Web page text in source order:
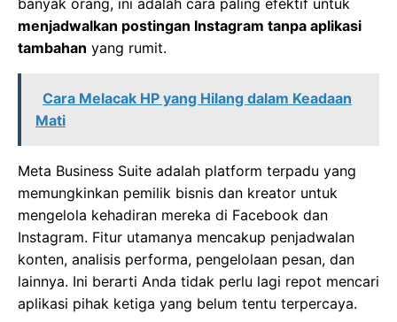
menjadwalkan postingan Instagram tanpa aplikasi
tambahan yang rumit.
Cara Melacak HP yang Hilang dalam Keadaan
Mati
Meta Business Suite adalah platform terpadu yang
memungkinkan pemilik bisnis dan kreator untuk
mengelola kehadiran mereka di Facebook dan
Instagram. Fitur utamanya mencakup penjadwalan
konten, analisis performa, pengelolaan pesan, dan
lainnya. Ini berarti Anda tidak perlu lagi repot mencari
aplikasi pihak ketiga yang belum tentu terpercaya.